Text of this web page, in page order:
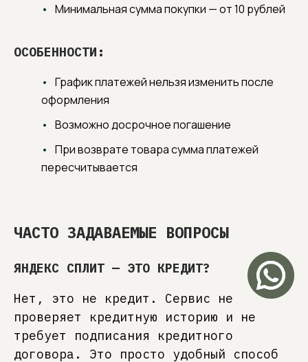
Минимальная сумма покупки — от 10 рублей
ОСОБЕННОСТИ:
График платежей нельзя изменить после
оформления
Возможно досрочное погашение
При возврате товара сумма платежей
пересчитывается
ЧАСТО ЗАДАВАЕМЫЕ ВОПРОСЫ
ЯНДЕКС СПЛИТ — ЭТО КРЕДИТ?
Нет, это не кредит. Сервис не
проверяет кредитную историю и не
требует подписания кредитного
договора. Это просто удобный способ